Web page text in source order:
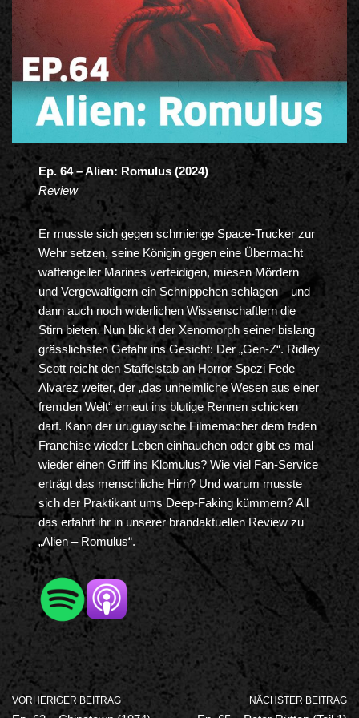
Ep. 64 – Alien: Romulus (2024)
Review
Er musste sich gegen schmierige Space-Trucker zur
Wehr setzen, seine Königin gegen eine Übermacht
waffengeiler Marines verteidigen, miesen Mördern
und Vergewaltigern ein Schnippchen schlagen – und
dann auch noch widerlichen Wissenschaftlern die
Stirn bieten. Nun blickt der Xenomorph seiner bislang
grässlichsten Gefahr ins Gesicht: Der „Gen-Z“. Ridley
Scott reicht den Staffelstab an Horror-Spezi Fede
Alvarez weiter, der „das unheimliche Wesen aus einer
fremden Welt“ erneut ins blutige Rennen schicken
darf. Kann der uruguayische Filmemacher dem faden
Franchise wieder Leben einhauchen oder gibt es mal
wieder einen Griff ins Klomulus? Wie viel Fan-Service
erträgt das menschliche Hirn? Und warum musste
sich der Praktikant ums Deep-Faking kümmern? All
das erfahrt ihr in unserer brandaktuellen Review zu
„Alien – Romulus“.
VORHERIGER BEITRAG NÄCHSTER BEITRAG